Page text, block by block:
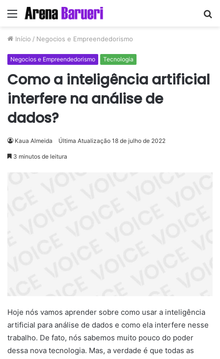
Menu
Início / Negocios e Empreendedorismo
Negocios e Empreendedorismo Tecnologia
Como a inteligência artificial
interfere na análise de
dados?
Kaua Almeida Última Atualização 18 de julho de 2022
3 minutos de leitura
Hoje nós vamos aprender sobre como usar a inteligência
artificial para análise de dados e como ela interfere nesse
trabalho. De fato, nós sabemos muito pouco do poder
dessa nova tecnologia. Mas, a verdade é que todas as